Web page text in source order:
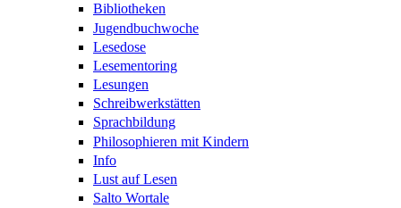
Bibliotheken
Jugendbuchwoche
Lesedose
Lesementoring
Lesungen
Schreibwerkstätten
Sprachbildung
Philosophieren mit Kindern
Info
Lust auf Lesen
Salto Wortale